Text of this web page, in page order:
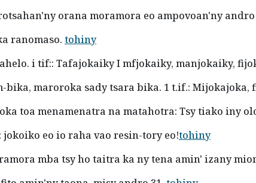
orana moramora eo ampovoan'ny
ranomaso. tohiny
i tif:: Tafajokaiky I mfjokaiky, manjokaiky,
bika, maroroka sady tsara bika. 1 t.if.: Mijokajoka,
toa menamenatra na matahotra: Tsy tiako iny
eo io raha vao resin-tory eo!tohiny
mba tsy ho taitra ka ny tena amin' izany